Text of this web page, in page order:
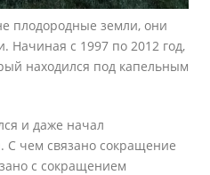
плодородные земли, они
Начиная с 1997 по 2012 год,
находился под капельным
и даже начал
С чем связано сокращение
с сокращением